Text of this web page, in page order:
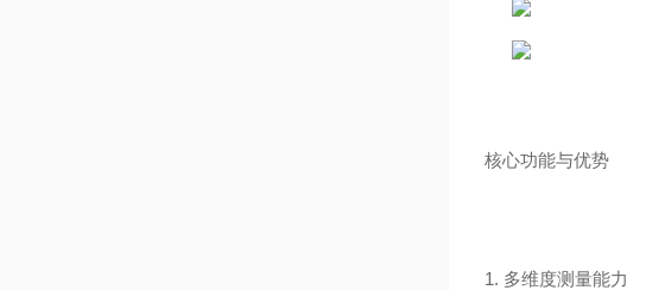
核心功能与优势
1. 多维度测量能力